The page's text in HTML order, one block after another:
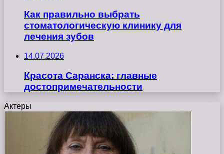
Как правильно выбрать
стоматологическую клинику для
лечения зубов
14.07.2026
Красота Саранска: главные
достопримечательности
Актеры